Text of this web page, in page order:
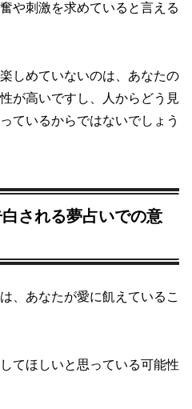
や刺激を求めていると言える
しめていないのは、あなたの
が高いですし、人からどう見
ているからではないでしょう
白される夢占いでの意
、あなたが愛に飢えているこ
てほしいと思っている可能性